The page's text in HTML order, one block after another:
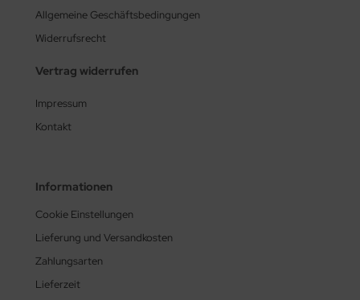
Allgemeine Geschäftsbedingungen
Widerrufsrecht
Vertrag widerrufen
Impressum
Kontakt
Informationen
Cookie Einstellungen
Lieferung und Versandkosten
Zahlungsarten
Lieferzeit